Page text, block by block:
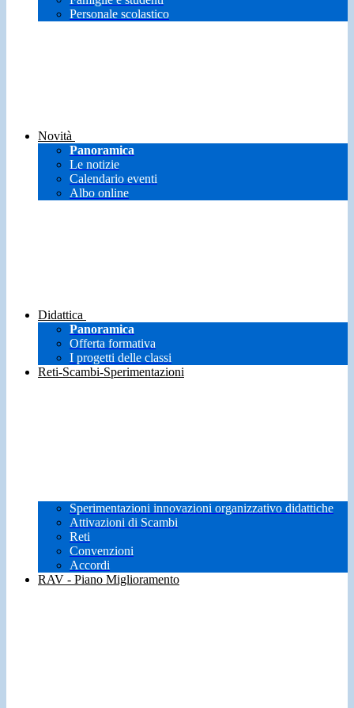
Personale scolastico
Novità
Panoramica
Le notizie
Calendario eventi
Albo online
Didattica
Panoramica
Offerta formativa
I progetti delle classi
Reti-Scambi-Sperimentazioni
Sperimentazioni innovazioni organizzativo didattiche
Attivazioni di Scambi
Reti
Convenzioni
Accordi
RAV - Piano Miglioramento